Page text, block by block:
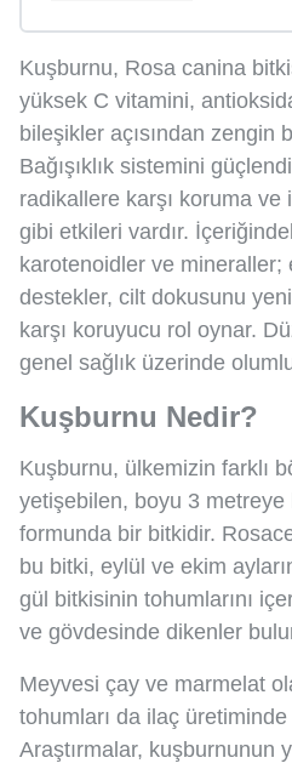
Kuşburnu, Rosa canina
yüksek C vitamini,
bileşikler açısından zengin
Bağışıklık sistemini
radikallere karşı koruma
gibi etkileri vardır.
karotenoidler ve mineraller;
destekler, cilt dokusunu
karşı koruyucu rol oynar.
genel sağlık üzerinde
Kuşburnu Nedir?
Kuşburnu, ülkemizin farklı
yetişebilen, boyu 3 metreye
formunda bir bitkidir.
bu bitki, eylül ve ekim
gül bitkisinin tohumlarını
ve gövdesinde dikenler
Meyvesi çay ve marmelat
tohumları da ilaç üretiminde
Araştırmalar, kuşburnunun